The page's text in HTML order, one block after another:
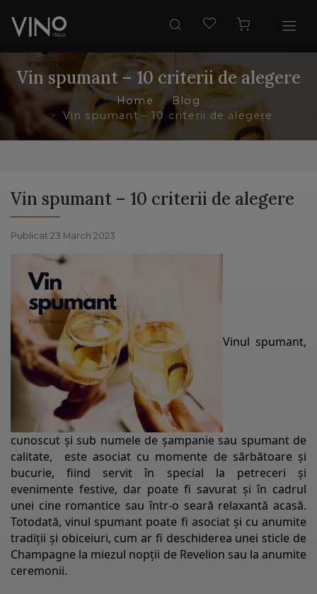
Vin spumant – 10 criterii de alegere
Home
Blog
Vin spumant – 10 criterii de alegere
Vin spumant – 10 criterii de alegere
Publicat 23 March 2023
Vinul spumant,
cunoscut și sub numele de șampanie sau spumant de
calitate, este asociat cu momente de sărbătoare și
bucurie, fiind servit în special la petreceri și
evenimente festive, dar poate fi savurat și în cadrul
unei cine romantice sau într-o seară relaxantă acasă.
Totodată, vinul spumant poate fi asociat și cu anumite
tradiții și obiceiuri, cum ar fi deschiderea unei sticle de
Champagne la miezul nopții de Revelion sau la anumite
ceremonii.